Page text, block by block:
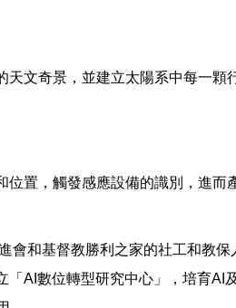
文奇景，並建立太陽系中每一
置，觸發感應設備的識別，進
和基督教勝利之家的社工和教
AI數位轉型研究中心」，培育AI